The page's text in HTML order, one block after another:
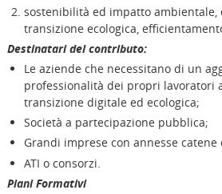
sostenibilità ed impatto ambientale,
transizione ecologica,
Destinatari del contributo:
Le aziende che necessitano di un
professionalità dei propri lavoratori
transizione digitale ed ecologica;
Società a partecipazione pubblica;
Grandi imprese con annesse
ATI o consorzi.
Piani Formativi